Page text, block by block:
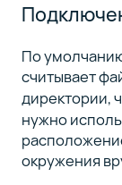
По
считывает
директории,
нужно
окружения